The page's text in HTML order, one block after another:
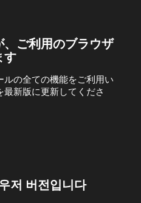
ご利用のブラウザ
す
の全ての機能をご利用い
新版に更新してくださ
저 버전입니다